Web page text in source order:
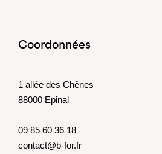
Coordonnées
1 allée des Chênes
88000 Epinal
09 85 60 36 18
contact@b-for.fr